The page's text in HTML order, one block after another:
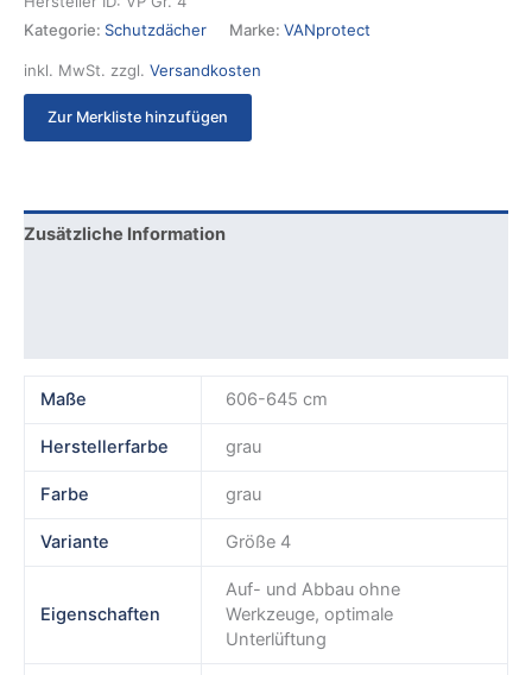
Kategorie: Schutzdächer Marke: VANprotect
inkl. MwSt. zzgl. Versandkosten
Zur Merkliste hinzufügen
Zusätzliche Information
Maße 606-645 cm
Herstellerfarbe grau
Farbe grau
Variante Größe 4
Eigenschaften
Auf- und Abbau ohne
Werkzeuge, optimale
Unterlüftung